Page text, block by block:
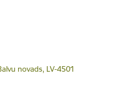
novads, LV-4501